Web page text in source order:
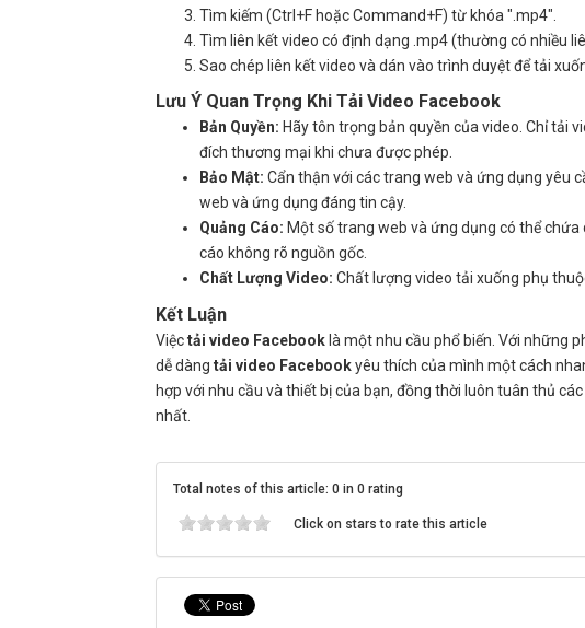
Tìm kiếm (Ctrl+F hoặc Command+F) từ khóa ".mp4".
Tìm liên kết video có định dạng .mp4 (thường có nhiều
Sao chép liên kết video và dán vào trình duyệt để tải
Lưu Ý Quan Trọng Khi Tải Video Facebook
Bản Quyền: Hãy tôn trọng bản quyền của video. Chỉ tải
đích thương mại khi chưa được phép.
Bảo Mật: Cẩn thận với các trang web và ứng dụng yêu
web và ứng dụng đáng tin cậy.
Quảng Cáo: Một số trang web và ứng dụng có thể
cáo không rõ nguồn gốc.
Chất Lượng Video: Chất lượng video tải xuống phụ
Kết Luận
Việctải video Facebook là một nhu cầu phổ biến. Với những
dễ dàng tải video Facebookyêu thích của mình một cách
hợp với nhu cầu và thiết bị của bạn, đồng thời luôn tuân thủ
nhất.
Total notes of this article: 0 in 0 rating
Click on stars to rate this article